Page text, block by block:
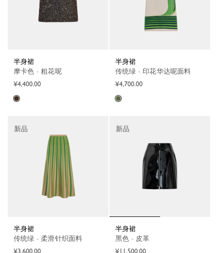
半身裙
摩卡色 - 粗花呢
¥4,400.00
半身裙
传统绿 - 印花华达呢面料
¥4,700.00
半身裙
传统绿 - 柔滑针织面料
¥3,600.00
新品
半身裙
黑色 - 皮革
¥11,500.00
新品